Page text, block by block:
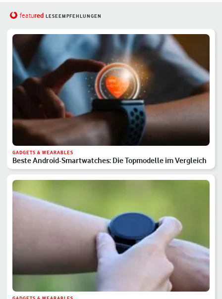
featured LESEEMPFEHLUNGEN
GADGETS & WEARABLES
Beste Android-Smartwatches: Die Topmodelle im Vergleich